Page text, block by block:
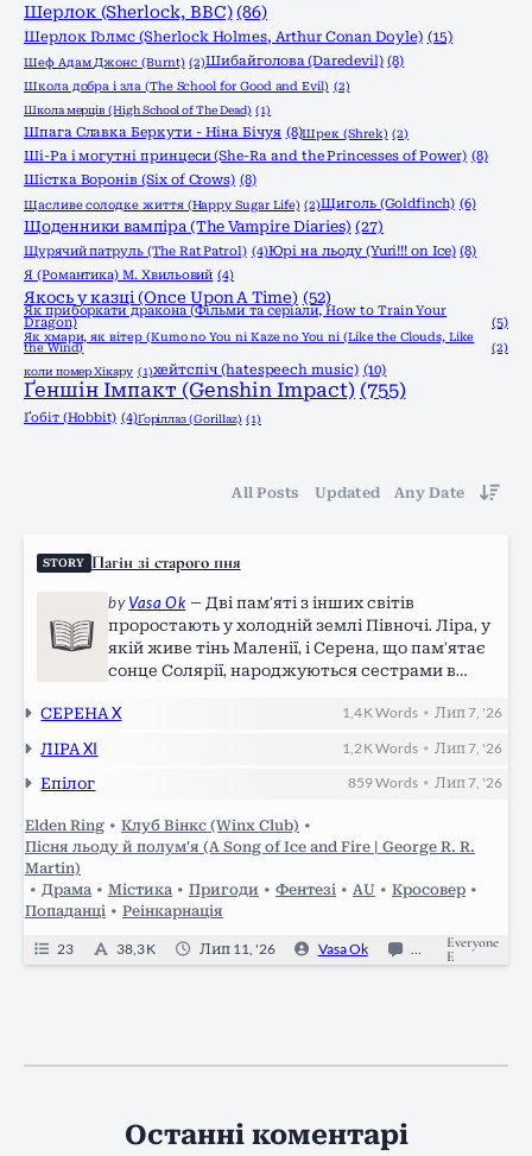
Шерлок (Sherlock, ВВС) (86)
Шерлок Голмс (Sherlock Holmes, Arthur Conan Doyle) (15)
Шеф Адам Джонс (Burnt) (2)Шибайголова (Daredevil) (8)
Школа добра і зла (The School for Good and Evil) (2)
Школа мерців (High School of The Dead) (1)
Шпага Славка Беркути - Ніна Бічуя (8)Шрек (Shrek) (2)
Ші-Ра і могутні принцеси (She-Ra and the Princesses of Power) (8)
Шістка Воронів (Six of Crows) (8)
Щасливе солодке життя (Happy Sugar Life) (2)Щиголь (Goldfinch) (6)
Щоденники вампіра (The Vampire Diaries) (27)
Щурячий патруль (The Rat Patrol) (4)Юрі на льоду (Yuri!!! on Ice) (8)
Я (Романтика) М. Хвильовий (4)
Якось у казці (Once Upon A Time) (52)
Як приборкати дракона (Фільми та серіали, How to Train Your
Dragon) (5)
Як хмари, як вітер (Kumo no You ni Kaze no You ni (Like the Clouds, Like
the Wind)
(2)
коли помер Хікару (1)хейтспіч (hatespeech music) (10)
Ґеншін Імпакт (Genshin Impact) (755)
Ґобіт (Hobbit) (4)Ґоріллаз (Gorillaz) (1)
All Posts Updated Any Date
STORY Пагін зі старого пня
byVasa Ok — Дві пам’яті з інших світів
проростають у холодній землі Півночі. Ліра, у
якій живе тінь Маленії, і Серена, що пам’ятає
сонце Солярії, народжуються сестрами в
пророцтв починають із найважчого: їжі, боргів,
СЕРЕНА X 1,4 KWords • Лип 7, '26
ЛІРА XI 1,2 KWords • Лип 7, '26
Епілог 859Words •Лип 7, '26
Elden Ring • Клуб Вінкс (Winx Club) •
Пісня льоду й полум'я (A Song of Ice and Fire | George R. R.
Martin)
• Драма • Містика • Пригоди • Фентезі • AU • Кросовер •
Попаданці • Реінкарнація
23 38,3 K Лип 11, '26 Vasa Ok 0 Canceled
Everyone
E
Останні коментарі